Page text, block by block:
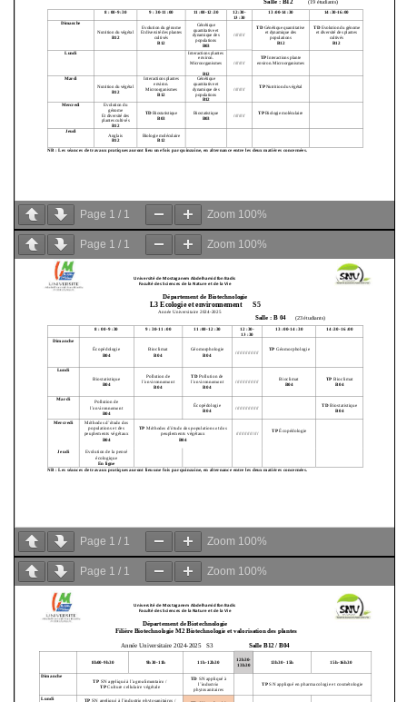
Page 1 / 1 Zoom 100%
Page 1 / 1 Zoom 100%
Page 1 / 1 Zoom 100%
Page 1 / 1 Zoom 100%